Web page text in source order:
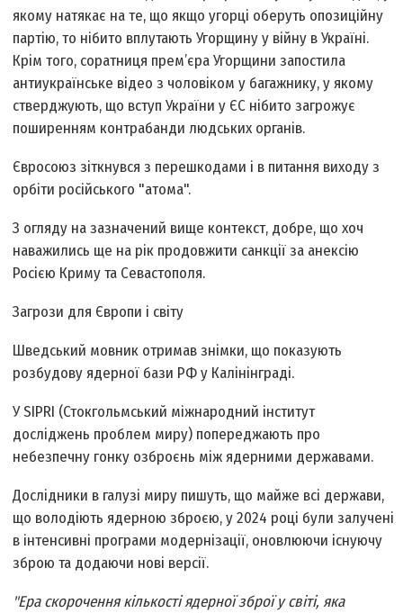
якому натякає на те, що якщо угорці оберуть опозиційну
партію, то нібито вплутають Угорщину у війну в Україні.
Крім того, соратниця прем’єра Угорщини запостила
антиукраїнське відео з чоловіком у багажнику, у якому
стверджують, що вступ України у ЄС нібито загрожує
поширенням контрабанди людських органів.
Євросоюз зіткнувся з перешкодами і в питання виходу з
орбіти російського "атома".
З огляду на зазначений вище контекст, добре, що хоч
наважились ще на рік продовжити санкції за анексію
Росією Криму та Севастополя.
Загрози для Європи і світу
Шведський мовник отримав знімки, що показують
розбудову ядерної бази РФ у Калінінграді.
У SIPRI (Стокгольмський міжнародний інститут
досліджень проблем миру) попереджають про
небезпечну гонку озброєнь між ядерними державами.
Дослідники в галузі миру пишуть, що майже всі держави,
що володіють ядерною зброєю, у 2024 році були залучені
в інтенсивні програми модернізації, оновлюючи існуючу
зброю та додаючи нові версії.
"Ера скорочення кількості ядерної зброї у світі, яка